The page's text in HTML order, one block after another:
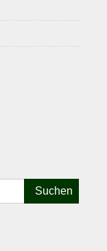
Suchen
nach: